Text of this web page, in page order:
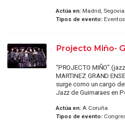
Actúa en:Madrid, Segovia
Tipos de evento:
Projecto Miño-
“PROJECTO MIÑO”
MARTINEZ GRAND
surge como un cargo
Jazz de Guimaraes en
Actúa en:A Coruña
Tipos de evento: